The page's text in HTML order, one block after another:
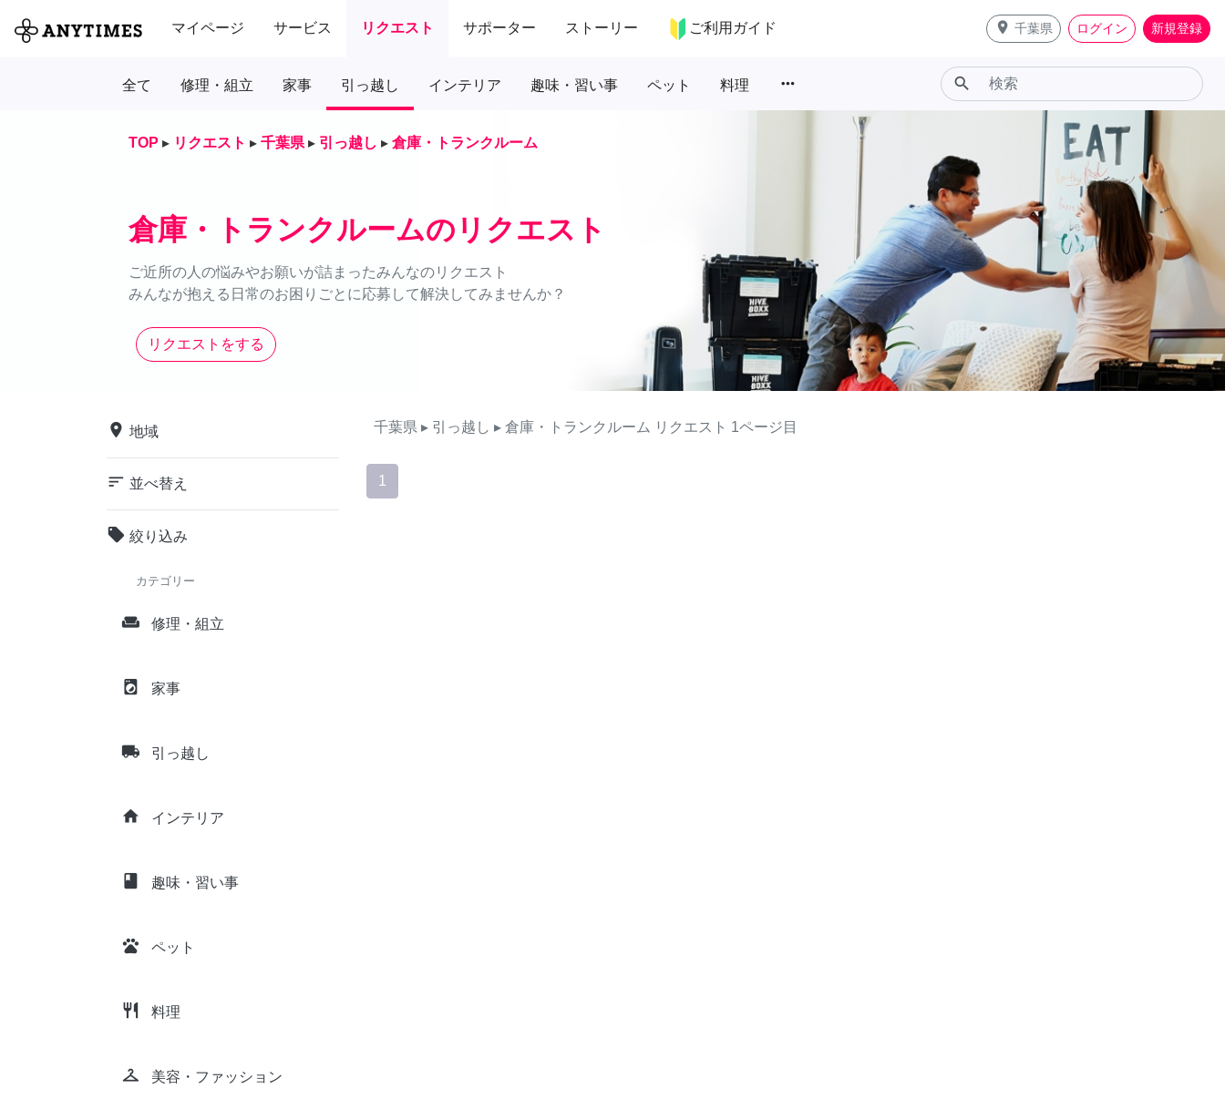
マイページ サービス リクエスト サポーター ストーリー ご利用ガイド place 千葉県 ログイン 新規登録
全て 修理・組立 家事 引っ越し インテリア 趣味・習い事 ペット 料理 more_horiz search
TOP ▸ リクエスト ▸ 千葉県 ▸ 引っ越し ▸ 倉庫・トランクルーム
倉庫・トランクルームのリクエスト
ご近所の人の悩みやお願いが詰まったみんなのリクエスト
みんなが抱える日常のお困りごとに応募して解決してみませんか？
リクエストをする
place 地域
sort 並べ替え
local_offer 絞り込み
カテゴリー
weekend 修理・組立
local_laundry_service 家事
local_shipping 引っ越し
home インテリア
class 趣味・習い事
pets ペット
restaurant 料理
checkroom 美容・ファッション
千葉県 ▸ 引っ越し ▸ 倉庫・トランクルーム リクエスト 1ページ目
1